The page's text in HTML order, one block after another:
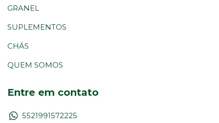
GRANEL
SUPLEMENTOS
CHÁS
QUEM SOMOS
Entre em contato
5521991572225